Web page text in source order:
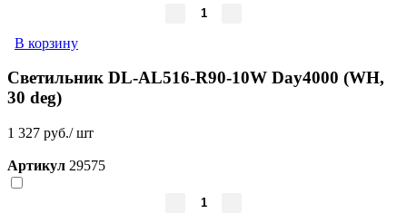
В корзину
Светильник DL-AL516-R90-10W Day4000 (WH,
30 deg)
1 327 руб./ шт
Артикул 29575